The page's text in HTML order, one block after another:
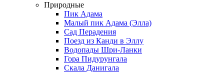
Природные
Пик Адама
Малый пик Адама (Элла)
Сад Перадения
Поезд из Канди в Эллу
Водопады Шри-Ланки
Гора Пидурунгала
Скала Данигала